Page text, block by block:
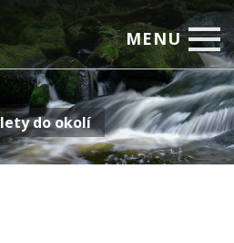
MENU
do okolí